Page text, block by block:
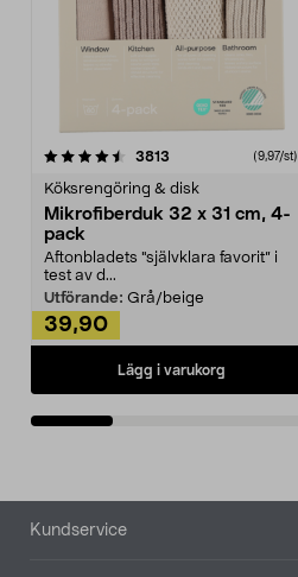
3813 (9,97/st)
Köksrengöring & disk
Mikrofiberduk 32 x 31 cm, 4-
pack
Aftonbladets "självklara favorit” i
test av d...
Utförande: Grå/beige
39,90
Lägg i varukorg
4.0av 5 stjärnor
Sidfot
Kundservice